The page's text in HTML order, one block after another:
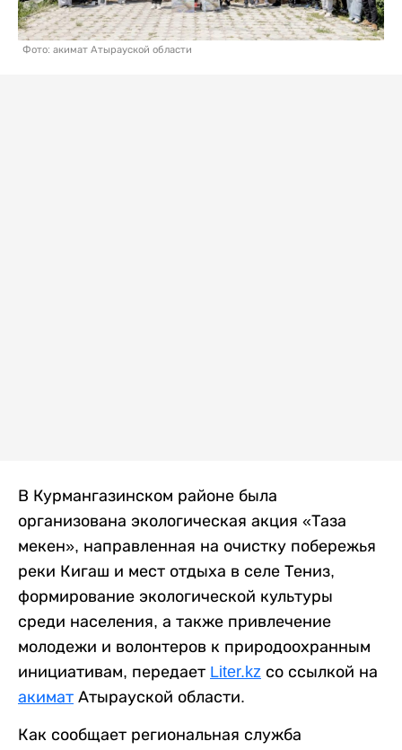
Фото: акимат Атырауской области
В Курмангазинском районе была
организована экологическая акция «Таза
мекен», направленная на очистку побережья
реки Кигаш и мест отдыха в селе Тениз,
формирование экологической культуры
среди населения, а также привлечение
молодежи и волонтеров к природоохранным
инициативам, передает Liter.kz со ссылкой на
акимат Атырауской области.
Как сообщает региональная служба